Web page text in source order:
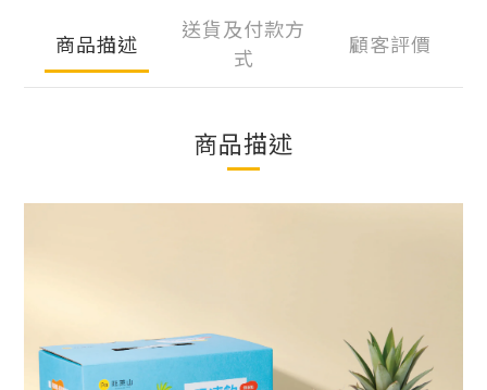
商品描述
送貨及付款方
式
顧客評價
商品描述